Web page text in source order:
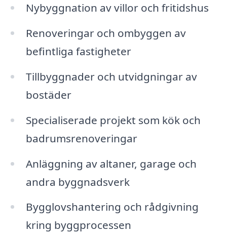
Nybyggnation av villor och fritidshus
Renoveringar och ombyggen av
befintliga fastigheter
Tillbyggnader och utvidgningar av
bostäder
Specialiserade projekt som kök och
badrumsrenoveringar
Anläggning av altaner, garage och
andra byggnadsverk
Bygglovshantering och rådgivning
kring byggprocessen